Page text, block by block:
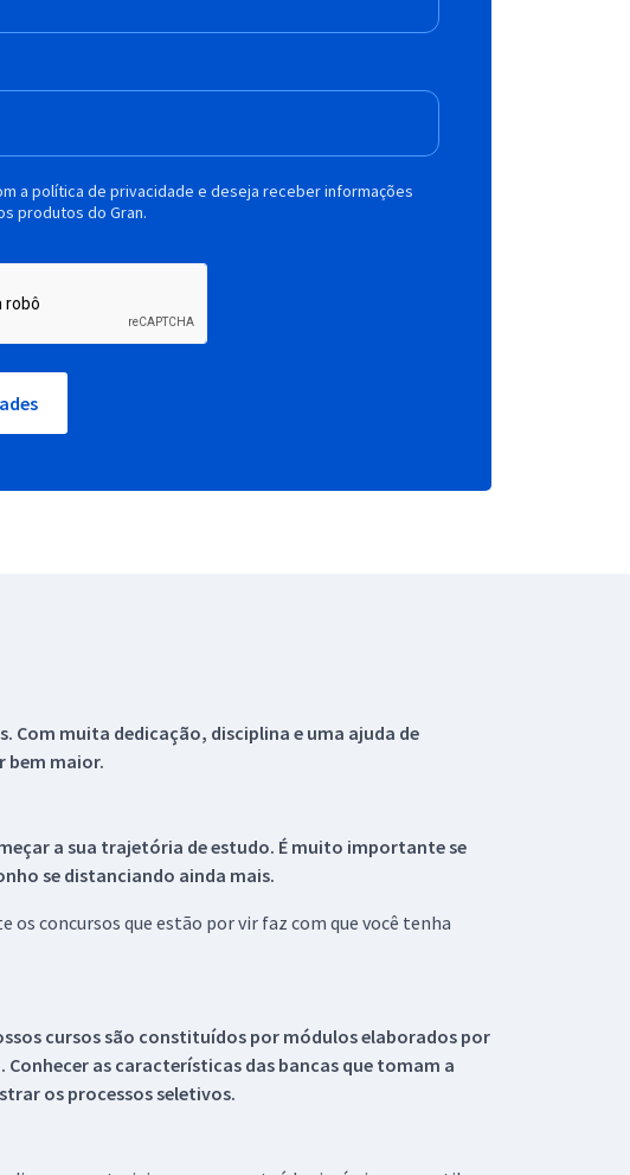
a política de privacidade e deseja receber informações
produtos do Gran.
Com muita dedicação, disciplina e uma ajuda de
bem maior.
a sua trajetória de estudo. É muito importante se
se distanciando ainda mais.
concursos que estão por vir faz com que você tenha
cursos são constituídos por módulos elaborados por
as características das bancas que tomam a
os processos seletivos.